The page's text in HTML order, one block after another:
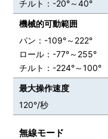
チルト：-20°～40°
機械的可動範囲
パン：-109°～222°
ロール：-77°～255°
チルト：-224°～100°
最大操作速度
120°/秒
無線モード